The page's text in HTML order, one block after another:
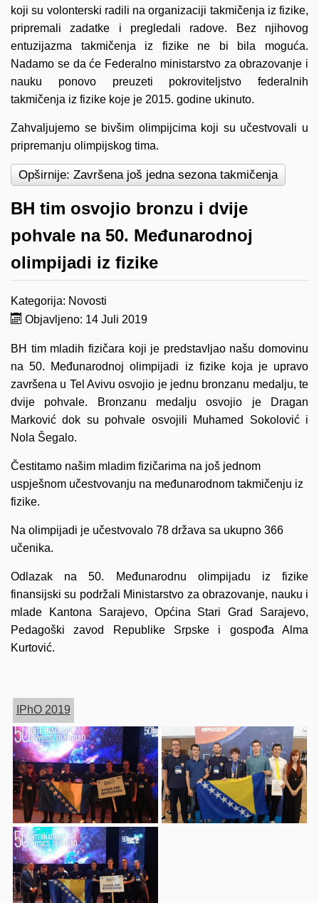
koji su volonterski radili na organizaciji takmičenja iz fizike,
pripremali zadatke i pregledali radove. Bez njihovog
entuzijazma takmičenja iz fizike ne bi bila moguća.
Nadamo se da će Federalno ministarstvo za obrazovanje i
nauku ponovo preuzeti pokroviteljstvo federalnih
takmičenja iz fizike koje je 2015. godine ukinuto.
Zahvaljujemo se bivšim olimpijcima koji su učestvovali u
pripremanju olimpijskog tima.
Opširnije: Završena još jedna sezona takmičenja
BH tim osvojio bronzu i dvije
pohvale na 50. Međunarodnoj
olimpijadi iz fizike
Kategorija: Novosti
Objavljeno: 14 Juli 2019
BH tim mladih fizičara koji je predstavljao našu domovinu
na 50. Međunarodnoj olimpijadi iz fizike koja je upravo
završena u Tel Avivu osvojio je jednu bronzanu medalju, te
dvije pohvale. Bronzanu medalju osvojio je Dragan
Marković dok su pohvale osvojili Muhamed Sokolović i
Nola Šegalo.
Čestitamo našim mladim fizičarima na još jednom
uspješnom učestvovanju na međunarodnom takmičenju iz
fizike.
Na olimpijadi je učestvovalo 78 država sa ukupno 366
učenika.
Odlazak na 50. Međunarodnu olimpijadu iz fizike
finansijski su podržali Ministarstvo za obrazovanje, nauku i
mlade Kantona Sarajevo, Općina Stari Grad Sarajevo,
Pedagoški zavod Republike Srpske i gospođa Alma
Kurtović.
IPhO 2019